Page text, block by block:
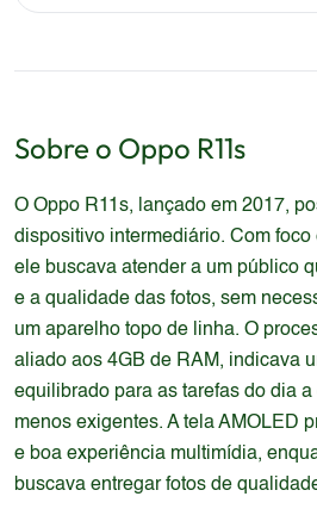
Sobre o Oppo R11s
O Oppo R11s, lançado em 2017,
dispositivo intermediário. Com foco
ele buscava atender a um público
e a qualidade das fotos, sem
um aparelho topo de linha. O
aliado aos 4GB de RAM, indicava
equilibrado para as tarefas do dia
menos exigentes. A tela AMOLED
e boa experiência multimídia,
buscava entregar fotos de